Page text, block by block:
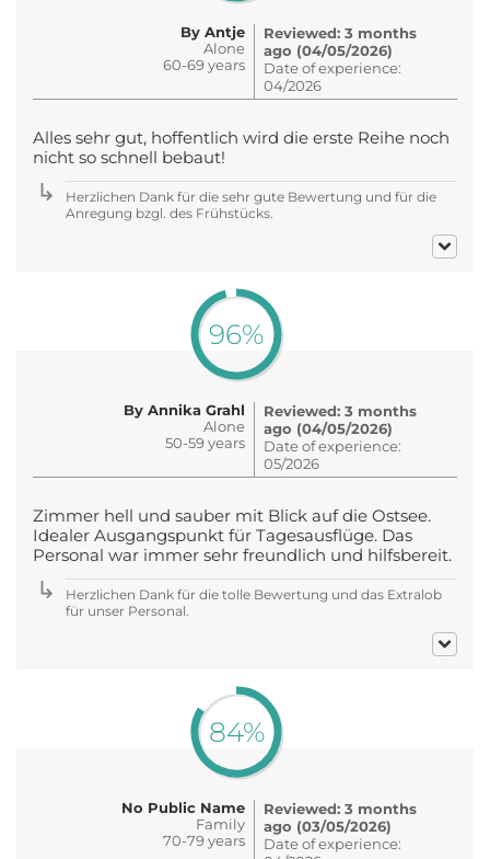
By Antje
Alone
60-69 years
Reviewed: 3 months
ago (04/05/2026)
Date of experience:
04/2026
Alles sehr gut, hoffentlich wird die erste Reihe noch
nicht so schnell bebaut!
Herzlichen Dank für die sehr gute Bewertung und für die
Anregung bzgl. des Frühstücks.
96%
By Annika Grahl
Alone
50-59 years
Reviewed: 3 months
ago (04/05/2026)
Date of experience:
05/2026
Zimmer hell und sauber mit Blick auf die Ostsee.
Idealer Ausgangspunkt für Tagesausflüge. Das
Personal war immer sehr freundlich und hilfsbereit.
Herzlichen Dank für die tolle Bewertung und das Extralob
für unser Personal.
84%
No Public Name
Family
70-79 years
Reviewed: 3 months
ago (03/05/2026)
Date of experience: